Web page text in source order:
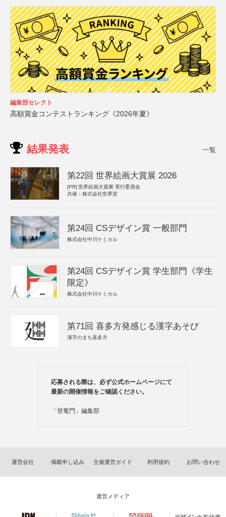
編集部セレクト
高額賞金コンテストランキング《2026年夏》
結果発表 一覧
第22回 世界絵画大賞展 2026
[PR] 世界絵画大賞展 実行委員会
共催：株式会社世界堂
第24回 CSデザイン賞 一般部門
株式会社中川ケミカル
第24回 CSデザイン賞 学生部門《学生
限定》
株式会社中川ケミカル
第71回 喜多方発感じる漢字あそび
漢字のまち喜多方
応募される際は、必ず公式ホームページにて
最新の開催情報をご確認ください。
「登竜門」編集部
運営会社 掲載申し込み 主催運営ガイド 利用規約 お問い合わせ
運営メディア